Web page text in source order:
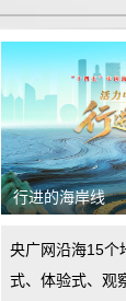
买
有
发
不
由
金。
上
费
费
要
行进的海岸线
央广网沿海15个
式、体验式、观